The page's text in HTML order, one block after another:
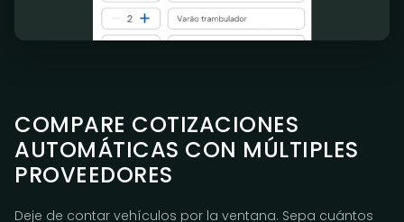
COMPARE COTIZACIONES
AUTOMÁTICAS CON MÚLTIPLES
PROVEEDORES
Deje de contar vehículos por la ventana. Sepa cuántos